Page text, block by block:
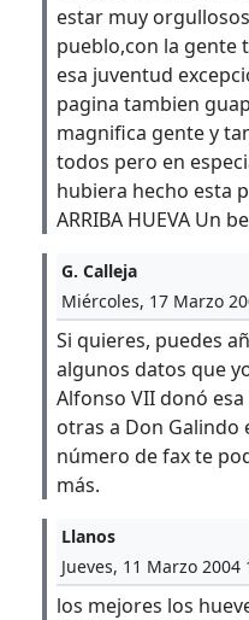
estar muy
pueblo,con la gente
esa juventud
pagina tambien
magnifica gente y
todos pero en
hubiera hecho esta
ARRIBA HUEVA Un
G. Calleja
Miércoles, 17 Marzo
Si quieres, puedes
algunos datos que
Alfonso VII donó
otras a Don Galindo
número de fax te
más.
Llanos
Jueves, 11 Marzo 2004
los mejores los